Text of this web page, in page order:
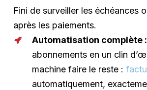
Fini de surveiller les échéances
après les paiements.
Automatisation complète :
abonnements en un clin
machine faire le reste :
automatiquement,